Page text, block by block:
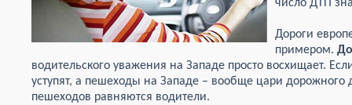
число ДТП
Дороги
примером.
водительского уважения на Западе просто восхищает.
уступят, а пешеходы на Западе – вообще цари
пешеходов равняются водители.